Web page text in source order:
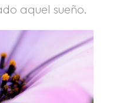
aquel sueño.